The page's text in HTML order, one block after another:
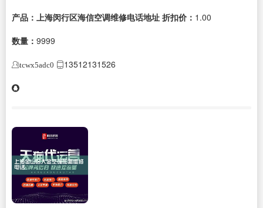
产品：上海闵行区海信空调维修电话地址 折扣价： 1.00
数量： 9999
tcwx5adc0 13512131526